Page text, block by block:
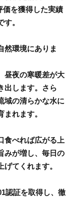
価を獲得した実績
。
然環境にありま
昼夜の寒暖差が大
出します。さら
域の清らかな水に
れます。
食べれば広がる上
みが増し、毎日の
てくれます。
認証を取得し、徹